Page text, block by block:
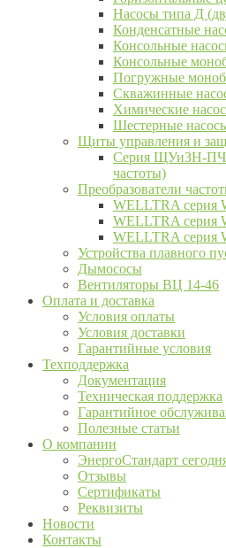
Насосы типа Д
Конденсатные
Консольные
Консольные
Погружные
Скважинные
Химические
Шестерные
Щиты управления и
Серия ЩУиЗН-ПЧ
частоты)
Преобразователи
WELLTRA cерия
WELLTRA cерия
WELLTRA серия
Устройства плавного
Дымососы
Вентиляторы ВЦ 14-46
Оплата и доставка
Условия оплаты
Условия доставки
Гарантийные условия
Техподдержка
Документация
Техническая поддержка
Гарантийное
Полезные статьи
О компании
ЭнергоСтандарт
Отзывы
Сертификаты
Реквизиты
Новости
Контакты